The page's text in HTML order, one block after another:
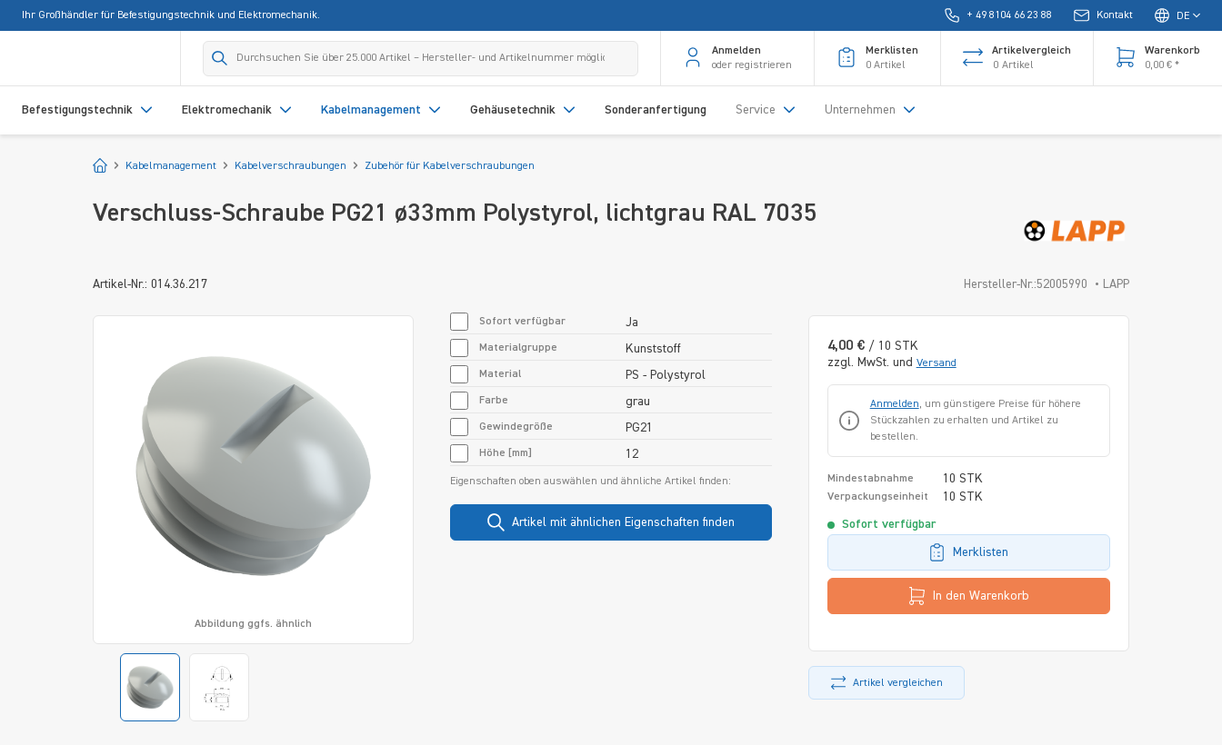
Zur Hauptnavigation springen
Ihr Großhändler für Befestigungstechnik und Elektromechanik. + 49 8104 66 23 88 Kontakt DE
Anmelden
oder registrieren
Merklisten
0 Artikel
Artikelvergleich
0 Artikel
Warenkorb
0,00 € *
Befestigungstechnik Elektromechanik Kabelmanagement Gehäusetechnik Sonderanfertigung Service Unternehmen
Startseite
Kabelmanagement Kabelverschraubungen Zubehör für Kabelverschraubungen
Verschluss-Schraube PG21 ø33mm Polystyrol, lichtgrau RAL 7035
Artikel-Nr.: 014.36.217 Hersteller-Nr.:52005990 LAPP
Abbildung ggfs. ähnlich
4,00 € / 10 STK
zzgl. MwSt. und Versand
Anmelden, um günstigere Preise für höhere
Stückzahlen zu erhalten und Artikel zu
bestellen.
Mindestabnahme 10 STK
Verpackungseinheit 10 STK
Sofort verfügbar
Merklisten
In den Warenkorb
Artikel vergleichen
Sofort verfügbar Ja
Materialgruppe Kunststoff
Material PS - Polystyrol
Farbe grau
Gewindegröße PG21
Höhe [mm] 12
Eigenschaften oben auswählen und ähnliche Artikel finden:
Artikel mit ähnlichen Eigenschaften finden